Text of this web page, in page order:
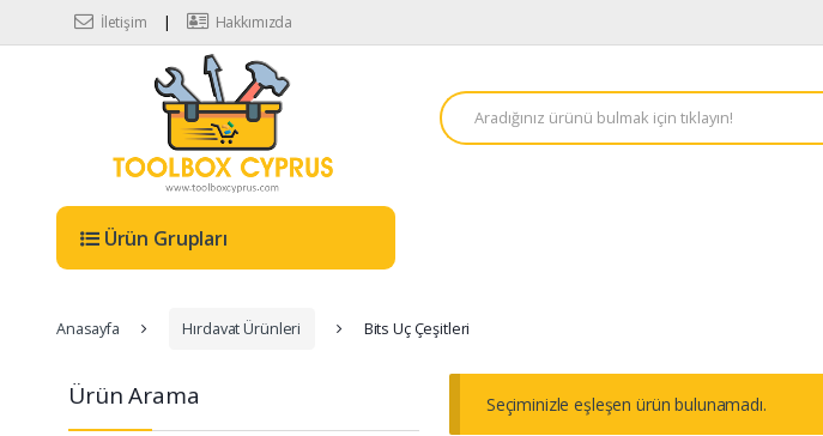
Skip to navigation
Skip to contentİletişim Hakkımızda
A
r
a
Ürün Grupları
Anasayfa Hırdavat Ürünleri Bits Uç Çeşitleri
Seçiminizle eşleşen ürün bulunamadı.
Ürün Arama